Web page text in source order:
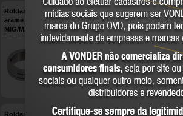
Roldana de arraste, 1,0 mm/1,2 mm,
arame de aço sólido, para as máquinas
MIG/MAG MM 250/MM 251/MM 255/MM
305/MMP 252, VONDER
VONDER
COMPARE
Roldana
arame
MIG/MAG
405,
Roldana de arraste, 1,0 mm/1,2 mm,
Roldana